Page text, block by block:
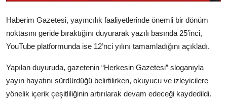
Haberim Gazetesi, yayıncılık faaliyetlerinde önemli bir dönüm
noktasını geride bıraktığını duyurarak yazılı basında 25’inci,
YouTube platformunda ise 12’nci yılını tamamladığını açıkladı.
Yapılan duyuruda, gazetenin “Herkesin Gazetesi” sloganıyla
yayın hayatını sürdürdüğü belirtilirken, okuyucu ve izleyicilere
yönelik içerik çeşitliliğinin artırılarak devam edeceği kaydedildi.